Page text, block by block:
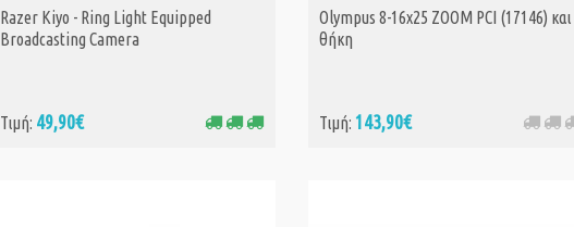
ΑΓΟΡΑ
Razer Kiyo - Ring Light Equipped
Broadcasting Camera
Τιμή: 49,90€
Olympus 8-16x25 ZOOM PCI (17146) και
θήκη
Τιμή: 143,90€